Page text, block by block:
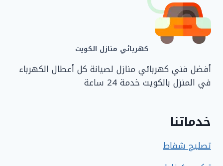
كهربائي منازل الكويت
أفضل فني كهربائي منازل لصيانة كل أعطال الكهرباء
في المنزل بالكويت خدمة 24 ساعة
خدماتنا
تصليح شفاط